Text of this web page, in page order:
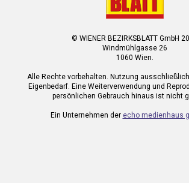
© WIENER BEZIRKSBLATT GmbH
Windmühlgasse 26
1060 Wien.
Alle Rechte vorbehalten. Nutzung
Eigenbedarf. Eine Weiterverwendung und
persönlichen Gebrauch hinaus ist nicht
Ein Unternehmen der echo medienhaus